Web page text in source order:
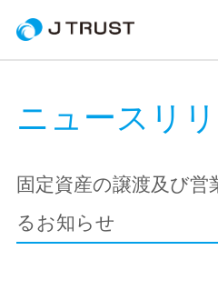
ニュースリ
固定資産の譲渡及び営
るお知らせ